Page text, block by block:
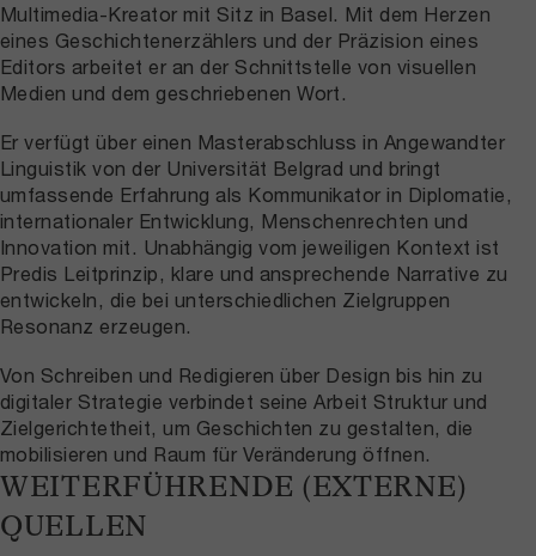
Multimedia-Kreator mit Sitz in Basel. Mit dem Herzen
eines Geschichtenerzählers und der Präzision eines
Editors arbeitet er an der Schnittstelle von visuellen
Medien und dem geschriebenen Wort.
Er verfügt über einen Masterabschluss in Angewandter
Linguistik von der Universität Belgrad und bringt
umfassende Erfahrung als Kommunikator in Diplomatie,
internationaler Entwicklung, Menschenrechten und
Innovation mit. Unabhängig vom jeweiligen Kontext ist
Predis Leitprinzip, klare und ansprechende Narrative zu
entwickeln, die bei unterschiedlichen Zielgruppen
Resonanz erzeugen.
Von Schreiben und Redigieren über Design bis hin zu
digitaler Strategie verbindet seine Arbeit Struktur und
Zielgerichtetheit, um Geschichten zu gestalten, die
mobilisieren und Raum für Veränderung öffnen.
WEITERFÜHRENDE (EXTERNE)
QUELLEN